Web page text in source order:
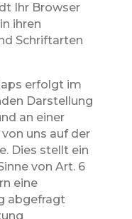
Ihr Browser
ihren
Schriftarten
erfolgt im
Darstellung
an einer
uns auf der
Dies stellt ein
von Art. 6
eine
abgefragt